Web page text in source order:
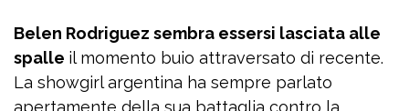
Belen Rodriguez sembra essersi lasciata alle
spalle il momento buio attraversato di recente.
La showgirl argentina ha sempre parlato
apertamente della sua battaglia contro la